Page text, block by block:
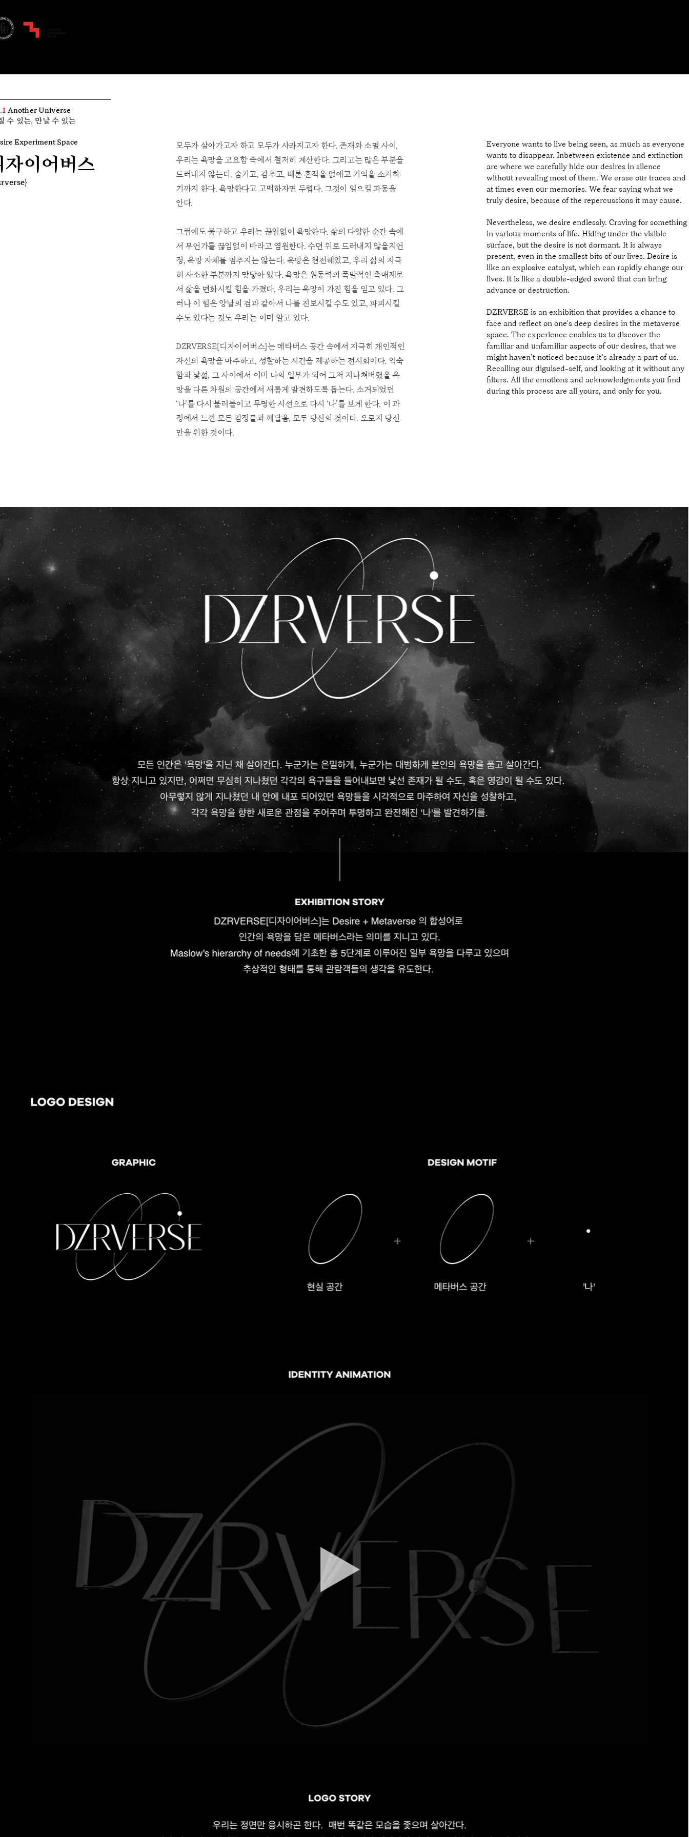
Another Universe
수 있는, 만날 수 있는
Experiment Space
자이어버스
모두가 살아가고자 하고 모두가 사라지고자 한다. 존재와 소멸 사이,
우리는 욕망을 고요함 속에서 철저히 계산한다. 그리고는 많은 부분을
드러내지 않는다. 숨기고, 감추고, 때론 흔적을 없애고 기억을 소거하
기까지 한다. 욕망한다고 고백하자면 두렵다. 그것이 일으킬 파동을
안다.
그럼에도 불구하고 우리는 끊임없이 욕망한다. 삶의 다양한 순간 속에
서 무언가를 끊임없이 바라고 염원한다. 수면 위로 드러내지 않을지언
정, 욕망 자체를 멈추지는 않는다. 욕망은 현전해있고, 우리 삶의 지극
히 사소한 부분까지 맞닿아 있다. 욕망은 원동력의 폭발적인 촉매제로
서 삶을 변화시킬 힘을 가졌다. 우리는 욕망이 가진 힘을 믿고 있다. 그
러나 이 힘은 양날의 검과 같아서 나를 진보시킬 수도 있고, 파괴시킬
수도 있다는 것도 우리는 이미 알고 있다.
DZRVERSE[디자이어버스]는 메타버스 공간 속에서 지극히 개인적인
자신의 욕망을 마주하고, 성찰하는 시간을 제공하는 전시회이다. 익숙
함과 낯섦, 그 사이에서 이미 나의 일부가 되어 그저 지나쳐버렸을 욕
망을 다른 차원의 공간에서 새롭게 발견하도록 돕는다. 소거되었던
‘나’를 다시 불러들이고 투명한 시선으로 다시 ‘나’를 보게 한다. 이 과
정에서 느낀 모든 감정들과 깨달음, 모두 당신의 것이다. 오로지 당신
만을 위한 것이다.
Everyone wants to live being seen, as much as everyone
wants to disappear. Inbetween existence and extinction
are where we carefully hide our desires in silence
without revealing most of them. We erase our traces and
at times even our memories. We fear saying what we
truly desire, because of the repercussions it may cause.
Nevertheless, we desire endlessly. Craving for something
in various moments of life. Hiding under the visible
surface, but the desire is not dormant. It is always
present, even in the smallest bits of our lives. Desire is
like an explosive catalyst, which can rapidly change our
lives. It is like a double-edged sword that can bring
advance or destruction.
DZRVERSE is an exhibition that provides a chance to
face and reflect on one's deep desires in the metaverse
space. The experience enables us to discover the
familiar and unfamiliar aspects of our desires, that we
might haven’t noticed because it’s already a part of us.
Recalling our diguised-self, and looking at it without any
filters. All the emotions and acknowledgments you find
during this process are all yours, and only for you.